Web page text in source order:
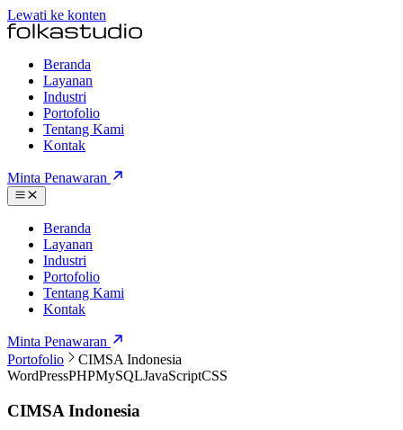
Lewati ke konten
Beranda
Layanan
Industri
Portofolio
Tentang Kami
Kontak
Minta Penawaran
Beranda
Layanan
Industri
Portofolio
Tentang Kami
Kontak
Minta Penawaran
Portofolio
CIMSA Indonesia
WordPressPHPMySQLJavaScriptCSS
CIMSA Indonesia